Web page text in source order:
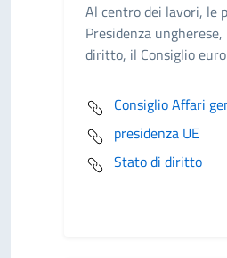
Al centro dei lavori, le
Presidenza
diritto, il Consiglio
Consiglio Affari
presidenza UE
Stato di diritto